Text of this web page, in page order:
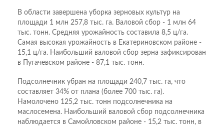
В области завершена уборка зерновых культур на
площади 1 млн 257,8 тыс. га. Валовой сбор - 1 млн 64
тыс. тонн. Средняя урожайность составила 8,5 ц/га.
Самая высокая урожайность в Екатериновском районе -
15,1 ц/га. Наибольший валовой сбор зерна зафиксирован
в Пугачевском районе - 87,1 тыс. тонн.
Подсолнечник убран на площади 240,7 тыс. га, что
составляет 34% от плана (более 700 тыс. га).
Намолочено 125,2 тыс. тонн подсолнечника на
маслосемена. Наибольший валовой сбор подсолнечника
наблюдается в Самойловском районе - 15,2 тыс. тонн, в